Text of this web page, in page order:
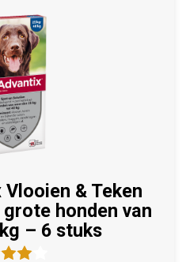
& Teken
honden van
– 6 stuks